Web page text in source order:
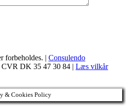
forbeholdes. | Consulendo
CVR DK 35 47 30 84 | Læs vilkår
& Cookies Policy